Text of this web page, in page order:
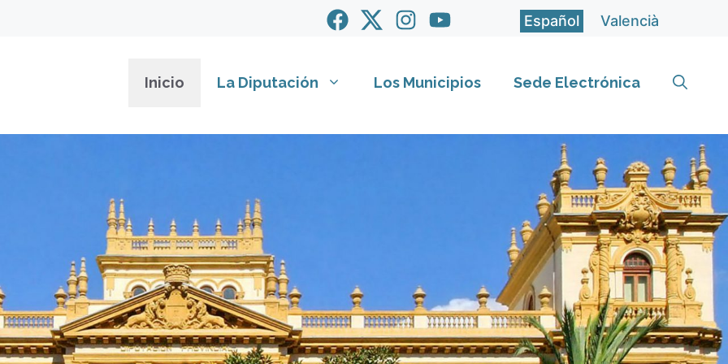
Español Valencià
Inicio La Diputación Los Municipios Sede Electrónica